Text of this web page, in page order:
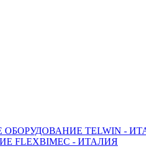
TELWIN -
FLEXBIMEC - ИТАЛИЯ